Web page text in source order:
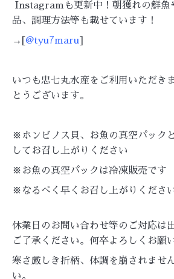
Instagramも更新中！朝獲れの鮮魚
品、調理方法等も載せています！
→[ @tyu7maru
いつも忠七丸水産をご利用いただき
とうございます。
※ホンビノス貝、お魚の真空パック
してお召し上がりください
※お魚の真空パックは冷凍販売です
※なるべく早くお召し上がりくださ
休業日のお問い合わせ等のご対応は
ご了承ください。何卒よろしくお願
寒さ厳しき折柄、体調を崩されませ
い。